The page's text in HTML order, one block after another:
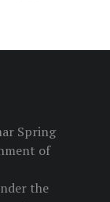
Spring
of
the